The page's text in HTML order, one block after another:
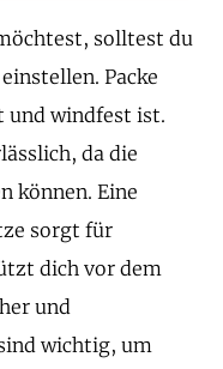
solltest du
Packe
und windfest ist.
da die
können. Eine
sorgt für
dich vor dem
und
wichtig, um